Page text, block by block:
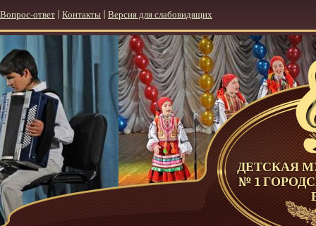
ДЕТСКАЯ
№ 1
Вопрос-ответ Контакты Версия для слабовидящих